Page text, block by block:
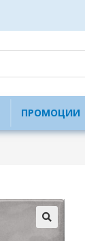
ПРОМОЦИИ